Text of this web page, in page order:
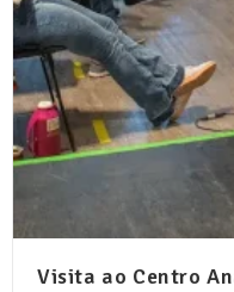
Visita ao Centro